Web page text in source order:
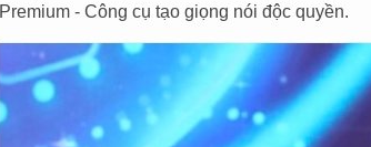
Premium - Công cụ tạo giọng nói độc quyền.